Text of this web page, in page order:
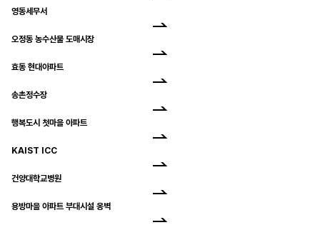
영동세무서
오정동 농수산물 도매시장
효동 현대아파트
송촌정수장
행복도시 첫마을 아파트
KAIST ICC
건양대학교병원
용방마을 아파트 부대시설 옹벽